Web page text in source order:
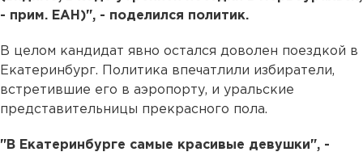
- прим. ЕАН)", - поделился политик.
В целом кандидат явно остался доволен поездкой в
Екатеринбург. Политика впечатлили избиратели,
встретившие его в аэропорту, и уральские
представительницы прекрасного пола.
"В Екатеринбурге самые красивые девушки", -